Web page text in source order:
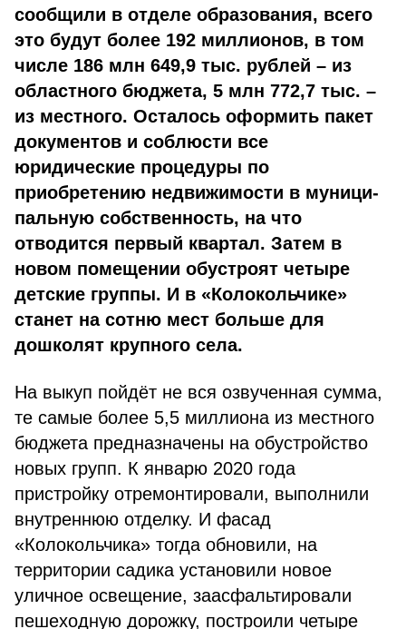
сообщили в отделе образования, всего
это будут более 192 миллионов, в том
числе 186 млн 649,9 тыс. рублей – из
област­ного бюджета, 5 млн 772,7 тыс. –
из местно­го. Осталось оформить пакет
документов и соблюсти все
юридические процедуры по
приобретению недвижимости в муници­
пальную собственность, на что
отводится первый квартал. Затем в
новом помещении обустроят четыре
детские группы. И в «Ко­локольчике»
станет на сотню мест больше для
дошколят крупного села.
На выкуп пойдёт не вся озвученная сумма,
те самые более 5,5 миллиона из местного
бюджета предназначены на обустройство
новых групп. К январю 2020 года
пристройку отремонтирова­ли, выполнили
внутреннюю отделку. И фасад
«Колокольчика» тогда обновили, на
территории садика установили новое
уличное освещение, заасфальтировали
пешеходную дорожку, по­строили четыре